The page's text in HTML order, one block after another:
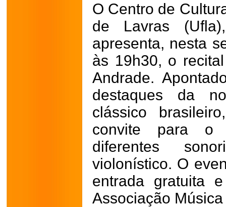
O Centro de
de Lavras
apresenta, nesta
às 19h30, o
Andrade.
destaques da
clássico
convite para o
diferentes
violonístico. O
entrada gratuita
Associação